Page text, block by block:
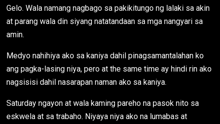
Gelo. Wala namang nagbago sa pakikitungo ng lalaki sa akin
at parang wala din siyang natatandaan sa mga nangyari sa
amin.
Medyo nahihiya ako sa kaniya dahil pinagsamantalahan ko
ang pagka-lasing niya, pero at the same time ay hindi rin ako
nagsisisi dahil nasarapan naman ako sa kaniya.
Saturday ngayon at wala kaming pareho na pasok nito sa
eskwela at sa trabaho. Niyaya niya ako na lumabas at